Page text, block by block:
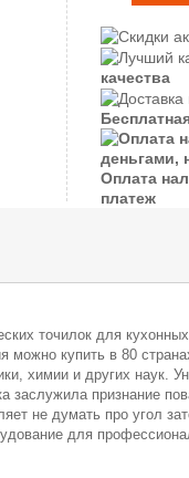
качества
Оплата
платеж
точилок для
можно купить в 80
химии и других наук.
заслужила признание
не думать про угол
для